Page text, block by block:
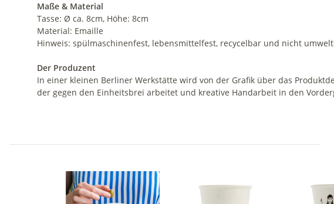
Maße & Material
Tasse: Ø ca. 8cm, Höhe: 8cm
Material: Emaille
Hinweis: spülmaschinenfest, lebensmittelfest, recycelbar und nicht
Der Produzent
In einer kleinen Berliner Werkstätte wird von der Grafik über das
der gegen den Einheitsbrei arbeitet und kreative Handarbeit in den